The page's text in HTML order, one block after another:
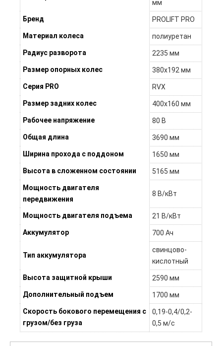
мм
Бренд PROLIFT PRO
Материал колеса полиуретан
Радиус разворота 2235 мм
Размер опорных колес 380х192 мм
Серия PRO RVX
Размер задних колес 400х160 мм
Рабочее напряжение 80 В
Общая длина 3690 мм
Ширина прохода с поддоном 1650 мм
Высота в сложенном состоянии 5165 мм
Мощность двигателя
передвижения
8 В/кВт
Мощность двигателя подъема 21 В/кВт
Аккумулятор 700 Ач
Тип аккумулятора
свинцово-
кислотный
Высота защитной крыши 2590 мм
Дополнительный подъем 1700 мм
Скорость бокового перемещения с
грузом/без груза
0,19-0,4/0,2-
0,5 м/с